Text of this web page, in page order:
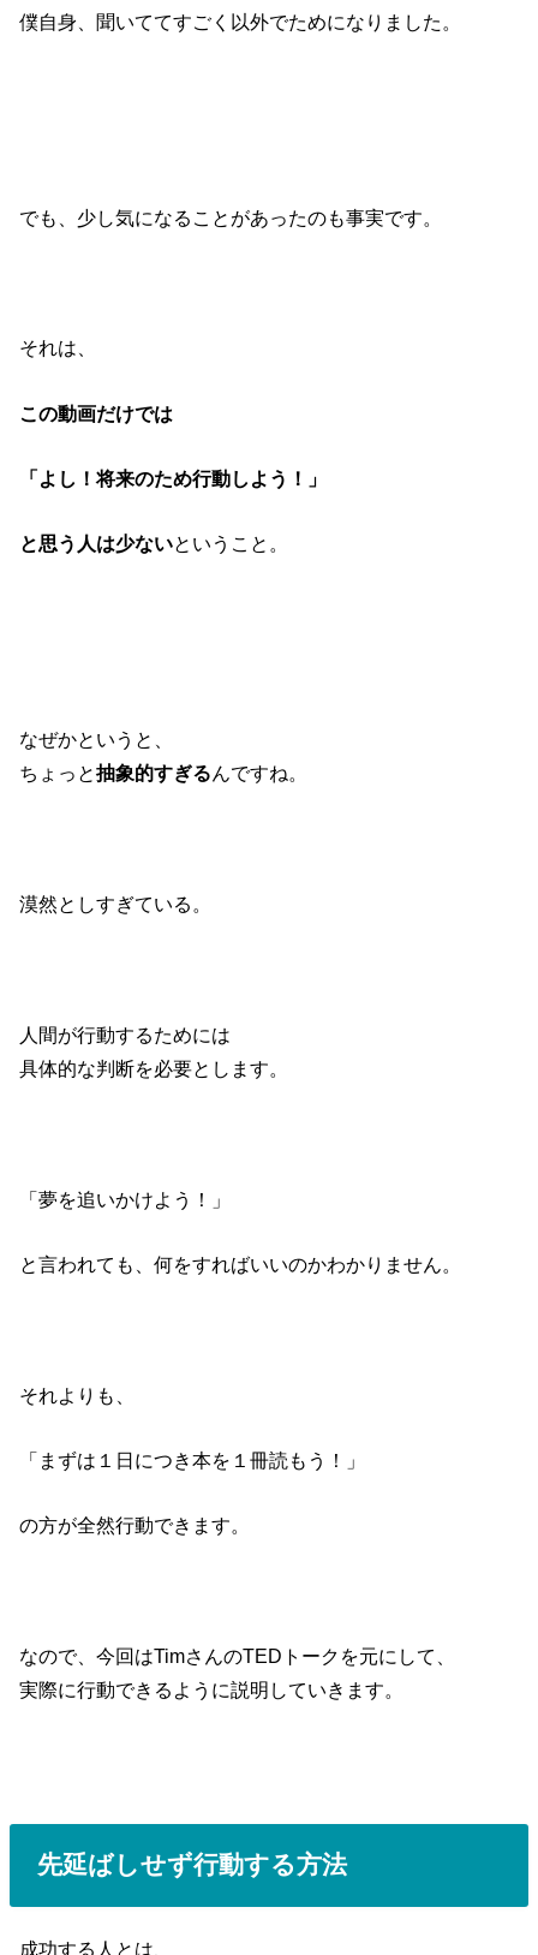
僕自身、聞いててすごく以外でためになりました。
でも、少し気になることがあったのも事実です。
それは、
この動画だけでは
「よし！将来のため行動しよう！」
と思う人は少ないということ。
なぜかというと、
ちょっと抽象的すぎるんですね。
漠然としすぎている。
人間が行動するためには
具体的な判断を必要とします。
「夢を追いかけよう！」
と言われても、何をすればいいのかわかりません。
それよりも、
「まずは１日につき本を１冊読もう！」
の方が全然行動できます。
なので、今回はTimさんのTEDトークを元にして、
実際に行動できるように説明していきます。
先延ばしせず行動する方法
成功する人とは、